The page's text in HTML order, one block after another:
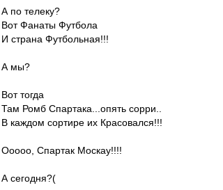
А по телеку?
Вот Фанаты Футбола
И страна Футбольная!!!
А мы?
Вот тогда
Там Ромб Спартака...опять сорри..
В каждом сортире их Красовался!!!
Ооооо, Спартак Москау!!!!
А сегодня?(